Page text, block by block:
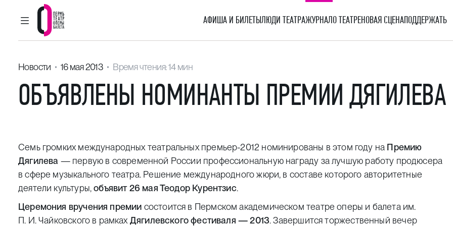
ГЛАВНОЕ МЕНЮ
Пермский театр оперы и балета
АФИША И БИЛЕТЫЛЮДИ ТЕАТРАЖУРНАЛО ТЕАТРЕНОВАЯ СЦЕНАПОДДЕРЖАТЬ
Новости 16 мая 2013 Время чтения: 14 мин
ОБЪЯВЛЕНЫ НОМИНАНТЫ ПРЕМИИ ДЯГИЛЕВА
Семь громких международных театральных премьер-2012 номинированы в этом году на Премию
Дягилева — первую в современной России профессиональную награду за лучшую работу продюсера
в сфере музыкального театра. Решение международного жюри, в составе которого авторитетные
деятели культуры,объявит 26 мая Теодор Курентзис.
Церемония вручения премии состоится в Пермском академическом театре оперы и балета им.
П. И. Чайковского в рамках Дягилевского фестиваля — 2013. Завершится торжественный вечер